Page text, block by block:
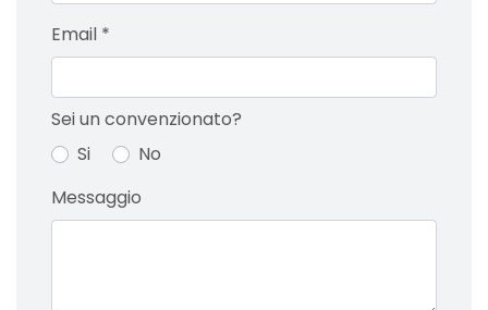
Email *
Sei un convenzionato?
Si
No
Messaggio